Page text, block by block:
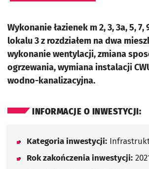
Wykonanie łazienek m 2, 3, 3a, 5,
lokalu 3 z rozdziałem na dwa
wykonanie wentylacji, zmiana
ogrzewania, wymiana instalacji
wodno-kanalizacyjna.
INFORMACJE O INWESTYCJI:
Kategoria inwestycji:
Rok zakończenia inwestycji: